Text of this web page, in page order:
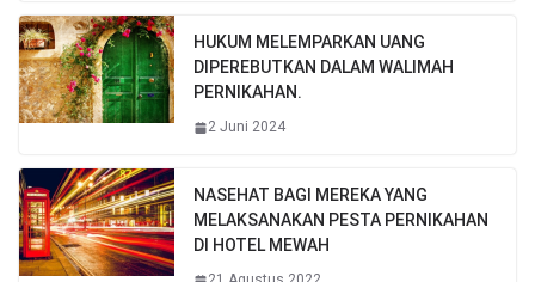
HUKUM MELEMPARKAN UANG
DIPEREBUTKAN DALAM WALIMAH
PERNIKAHAN.
2 Juni 2024
NASEHAT BAGI MEREKA YANG
MELAKSANAKAN PESTA PERNIKAHAN
DI HOTEL MEWAH